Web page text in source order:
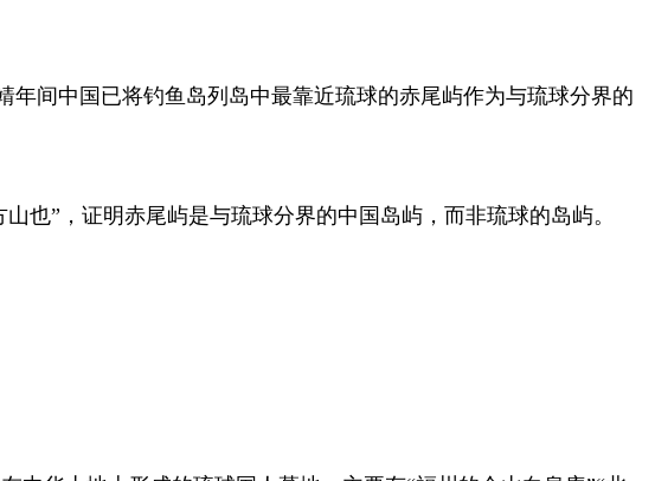
年间中国已将钓鱼岛列岛中最靠近琉球的赤尾屿作为与琉球分界的
也”，证明赤尾屿是与琉球分界的中国岛屿，而非琉球的岛屿。